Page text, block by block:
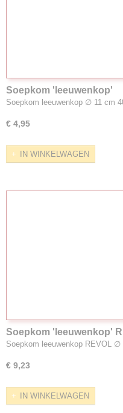
Soepkom 'leeuwenkop'
Soepkom leeuwenkop ∅ 11 cm
€ 4,95
IN WINKELWAGEN
Soepkom 'leeuwenkop'
Soepkom leeuwenkop REVOL
€ 9,23
IN WINKELWAGEN